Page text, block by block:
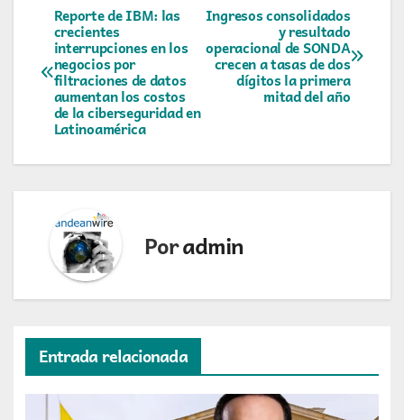
Navegación
de
entradas
Ingresos consolidados
y resultado
operacional de SONDA
crecen a tasas de dos
dígitos la primera
mitad del año
Reporte de IBM: las
crecientes
interrupciones en los
negocios por
filtraciones de datos
aumentan los costos
de la ciberseguridad en
Latinoamérica
Poradmin
Entrada relacionada